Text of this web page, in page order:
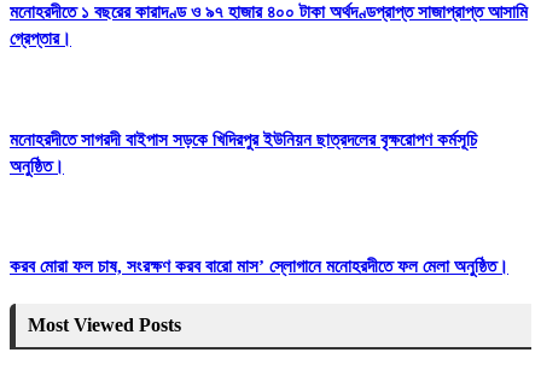
মনোহরদীতে ১ বছরের কারাদণ্ড ও ৯৭ হাজার ৪০০ টাকা অর্থদণ্ডপ্রাপ্ত সাজাপ্রাপ্ত আসামি
গ্রেপ্তার।
মনোহরদীতে সাগরদী বাইপাস সড়কে খিদিরপুর ইউনিয়ন ছাত্রদলের বৃক্ষরোপণ কর্মসূচি
অনুষ্ঠিত।
করব মোরা ফল চাষ, সংরক্ষণ করব বারো মাস’ স্লোগানে মনোহরদীতে ফল মেলা অনুষ্ঠিত।
Most Viewed Posts